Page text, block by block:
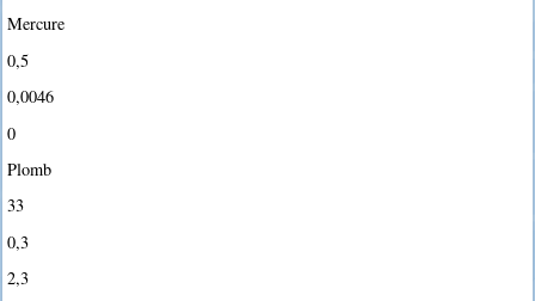
Mercure
0,5
0,0046
0
Plomb
33
0,3
2,3